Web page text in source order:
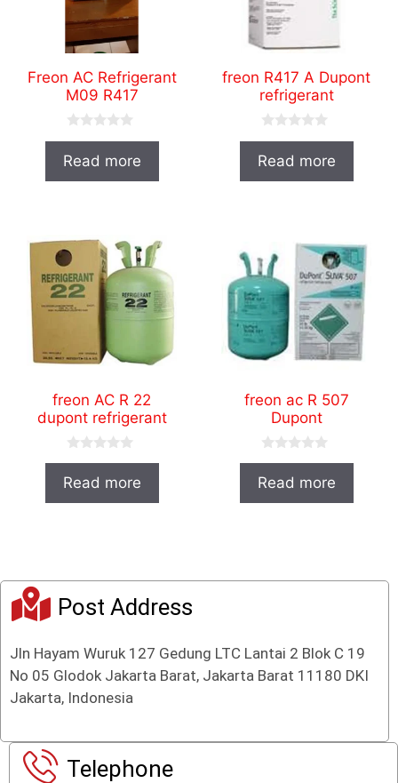
Freon AC Refrigerant
M09 R417
u
Read more
freon R417 A Dupont
refrigerant
u
Read more
freon AC R 22
dupont refrigerant
0
u
Read more
freon ac R 507
Dupont
0
u
Read more
Post Address
Jln Hayam Wuruk 127 Gedung LTC Lantai 2 Blok C 19
No 05 Glodok Jakarta Barat, Jakarta Barat 11180 DKI
Jakarta, Indonesia
Telephone